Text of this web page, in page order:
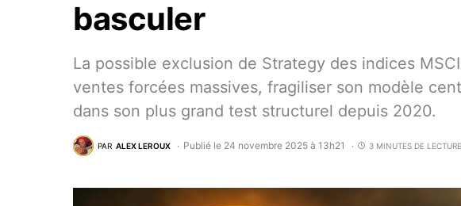
basculer
La possible exclusion de Strategy des indices
ventes forcées massives, fragiliser son modèle
dans son plus grand test structurel depuis 2020.
PAR ALEX LEROUX Publié le 24 novembre 2025 à 13h21 3 MINUTES DE LECTURE